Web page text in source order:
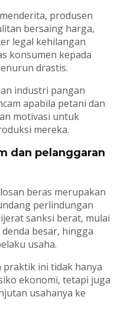
produsen
bersaing harga,
legal kehilangan
konsumen kepada
drastis.
industri pangan
apabila petani dan
motivasi untuk
mereka.
dan pelanggaran
beras merupakan
perlindungan
sanksi berat, mulai
besar, hingga
usaha.
praktik ini tidak hanya
ekonomi, tetapi juga
usahanya ke